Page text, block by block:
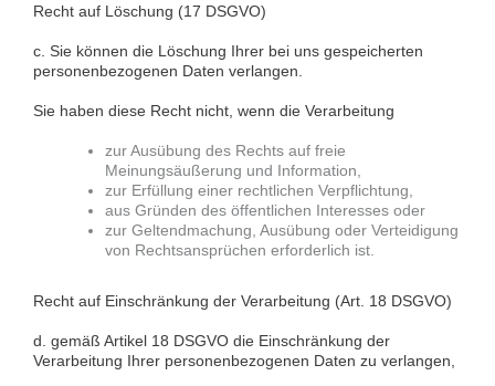
Recht auf Löschung (17 DSGVO)
c. Sie können die Löschung Ihrer bei uns gespeicherten
personenbezogenen Daten verlangen.
Sie haben diese Recht nicht, wenn die Verarbeitung
zur Ausübung des Rechts auf freie
Meinungsäußerung und Information,
zur Erfüllung einer rechtlichen Verpflichtung,
aus Gründen des öffentlichen Interesses oder
zur Geltendmachung, Ausübung oder Verteidigung
von Rechtsansprüchen erforderlich ist.
Recht auf Einschränkung der Verarbeitung (Art. 18 DSGVO)
d. gemäß Artikel 18 DSGVO die Einschränkung der
Verarbeitung Ihrer personenbezogenen Daten zu verlangen,